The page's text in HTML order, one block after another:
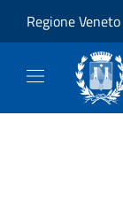
Regione Veneto